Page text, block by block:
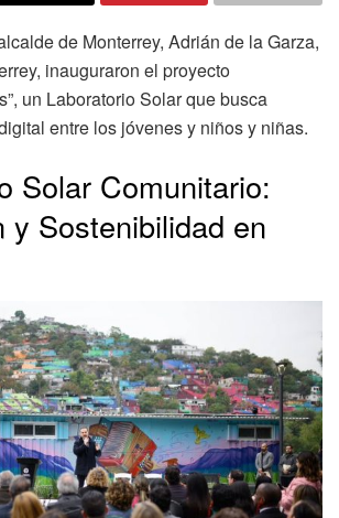
de Monterrey, Adrián de la Garza,
inauguraron el proyecto
un Laboratorio Solar que busca
entre los jóvenes y niños y niñas.
Solar Comunitario:
y Sostenibilidad en